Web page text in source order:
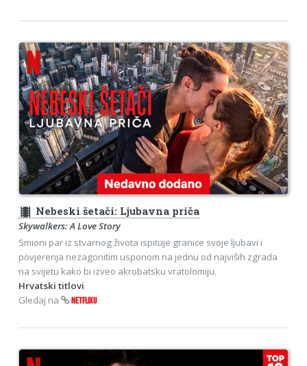
theaters Nebeski šetači: Ljubavna priča
Skywalkers: A Love Story
Smioni par iz stvarnog života ispituje granice svoje ljubavi i
povjerenja nezagonitim usponom na jednu od najviših zgrada
na svijetu kako bi izveo akrobatsku vratolomiju.
Hrvatski titlovi
Gledaj na
NETFLIXU